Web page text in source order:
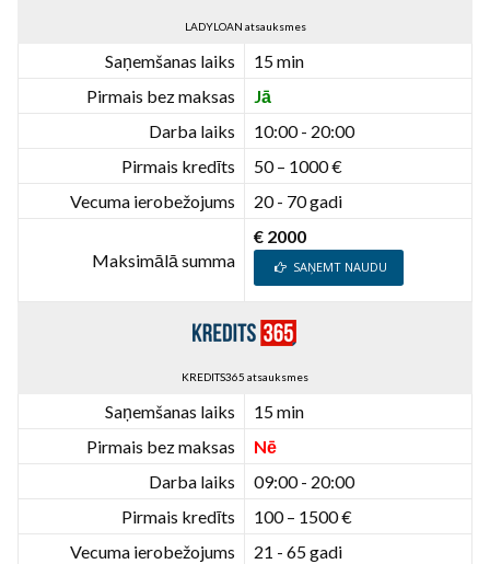
LADYLOAN atsauksmes
Saņemšanas laiks
15 min
Pirmais bez maksas
Jā
Darba laiks
10:00 - 20:00
Pirmais kredīts
50 – 1000 €
Vecuma ierobežojums
20 - 70 gadi
Maksimālā summa
€ 2000
SAŅEMT NAUDU
KREDITS365 atsauksmes
Saņemšanas laiks
15 min
Pirmais bez maksas
Nē
Darba laiks
09:00 - 20:00
Pirmais kredīts
100 – 1500 €
Vecuma ierobežojums
21 - 65 gadi